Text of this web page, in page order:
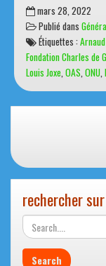
accords
d’Évian,
60
ans
après
mars 28, 2022
Publié dans
Étiquettes :
Fondation Charles de
Louis Joxe,OAS,ONU,
rechercher